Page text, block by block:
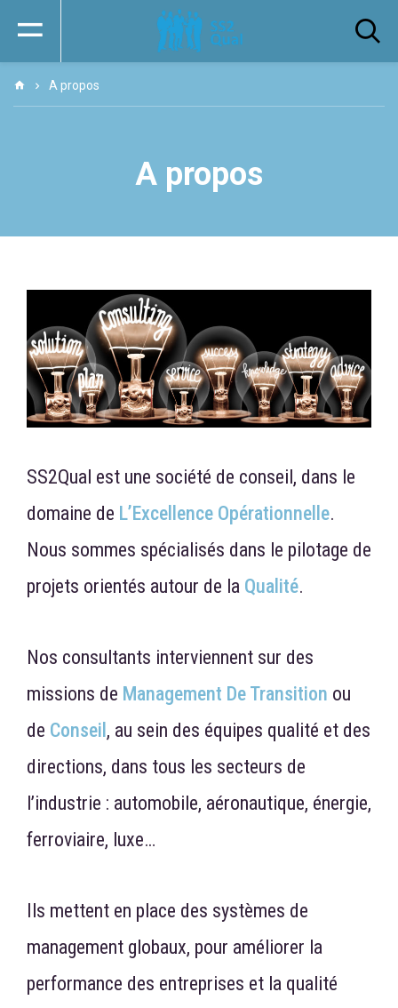
A propos
A propos
SS2Qual est une société de conseil, dans le
domaine de L’Excellence Opérationnelle.
Nous sommes spécialisés dans le pilotage de
projets orientés autour de la Qualité.
Nos consultants interviennent sur des
missions de Management De Transition ou
de Conseil , au sein des équipes qualité et des
directions, dans tous les secteurs de
l’industrie : automobile, aéronautique, énergie,
ferroviaire, luxe…
Ils mettent en place des systèmes de
management globaux, pour améliorer la
performance des entreprises et la qualité